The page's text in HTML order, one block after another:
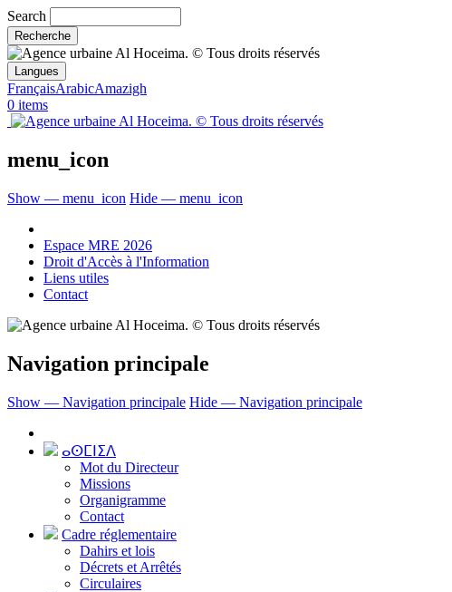
Search
Langues
FrançaisArabicAmazigh
0 items
menu_icon
Show — menu_icon Hide — menu_icon
Espace MRE 2026
Droit d'Accès à l'Information
Liens utiles
Contact
Navigation principale
Show — Navigation principale Hide — Navigation principale
ⴰⵙⵎⵏⵉⴷ
Mot du Directeur
Missions
Organigramme
Contact
Cadre réglementaire
Dahirs et lois
Décrets et Arrêtés
Circulaires